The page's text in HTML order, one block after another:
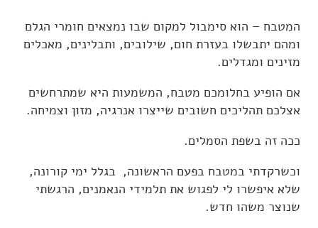
הנחיית קבוצות
הדרכה וליווי מקצועי
פסיכותרפיה אומנות הטיפול
פגישה ב-Zoom
ניה Nia
שעורי ניה NIA
וידאו בלוג
ארועים
בלוג
המלצות
לנוע בסטייל
צור קשר
'סגור תפריט'
המטבח – הוא סימבול למקום שבו נמצאים חומרי הגלם
ומהם יתבשלו בעזרת חום, שילובים, ותבלינים, מאכלים
מזינים ומגדלים.
אם הופיע בחלומכם מטבח, המשמעות היא שמתרחשים
אצלכם תהליכים חשובים שייצרו אנרגיה, מזון וצמיחה.
ככה זה בשפת הסמלים.
וכשרקדתי במטבח בפעם הראשונה, בגלל ימי קורונה,
שלא איפשרו לי לפגוש את תלמידי הנאמנים, הרגשתי
שנוצר משהו חדש.